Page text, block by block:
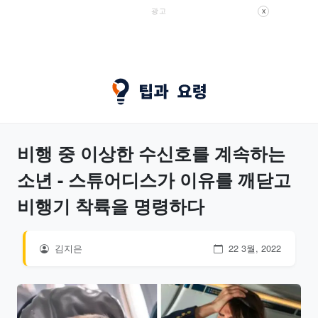
광고 X
비행 중 이상한 수신호를 계속하는
소년 - 스튜어디스가 이유를 깨닫고
비행기 착륙을 명령하다
김지은 22 3월, 2022